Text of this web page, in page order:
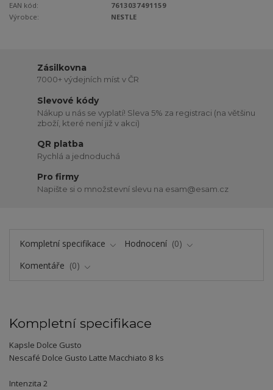
EAN kód:
7613037491159
Výrobce:
NESTLE
Zásilkovna
7000+ výdejních míst v ČR
Slevové kódy
Nákup u nás se vyplatí! Sleva 5% za registraci (na většinu
zboží, které není již v akci)
QR platba
Rychlá a jednoduchá
Pro firmy
Napište si o množstevní slevu na esam@esam.cz
Kompletní specifikace Hodnocení
0
Komentáře
0
Kompletní specifikace
Kapsle Dolce Gusto
Nescafé Dolce Gusto Latte Macchiato 8 ks
Intenzita 2